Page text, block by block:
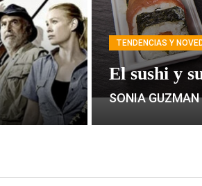
TENDENCIAS Y
El sushi y
SONIA